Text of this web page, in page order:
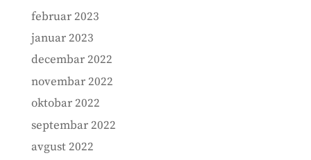
februar 2023
januar 2023
decembar 2022
novembar 2022
oktobar 2022
septembar 2022
avgust 2022